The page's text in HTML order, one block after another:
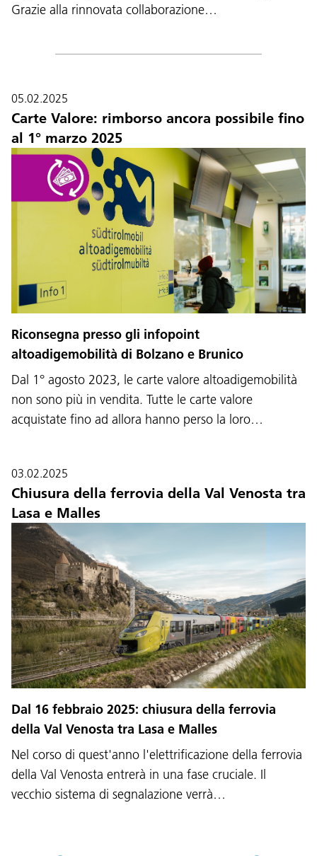
Lingua:
Service Desk:+39 0471 220880
Impressum
Privacy e cookie policy
Termini e condizioni d'uso
Reclami Jobs
Grazie alla rinnovata collaborazione…
05.02.2025
Carte Valore: rimborso ancora possibile fino
al 1° marzo 2025
Riconsegna presso gli infopoint
altoadigemobilità di Bolzano e Brunico
Dal 1° agosto 2023, le carte valore altoadigemobilità
non sono più in vendita. Tutte le carte valore
acquistate fino ad allora hanno perso la loro…
03.02.2025
Chiusura della ferrovia della Val Venosta tra
Lasa e Malles
Dal 16 febbraio 2025: chiusura della ferrovia
della Val Venosta tra Lasa e Malles
Nel corso di quest'anno l'elettrificazione della ferrovia
della Val Venosta entrerà in una fase cruciale. Il
vecchio sistema di segnalazione verrà…